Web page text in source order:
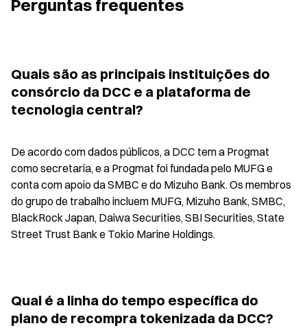
Perguntas frequentes
Quais são as principais instituições do
consórcio da DCC e a plataforma de
tecnologia central?
De acordo com dados públicos, a DCC tem a Progmat
como secretaria, e a Progmat foi fundada pelo MUFG e
conta com apoio da SMBC e do Mizuho Bank. Os membros
do grupo de trabalho incluem MUFG, Mizuho Bank, SMBC,
BlackRock Japan, Daiwa Securities, SBI Securities, State
Street Trust Bank e Tokio Marine Holdings.
Qual é a linha do tempo específica do
plano de recompra tokenizada da DCC?